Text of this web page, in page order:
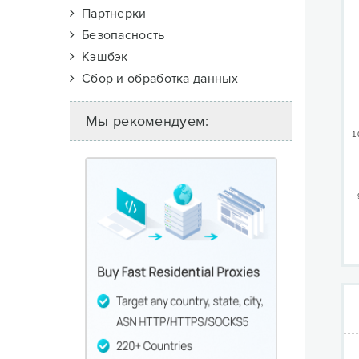
Партнерки
Безопасность
Кэшбэк
Сбор и обработка данных
Мы рекомендуем: